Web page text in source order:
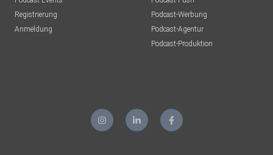
Registrierung
Anmeldung
Podcast-Werbung
Podcast-Agentur
Podcast-Produktion